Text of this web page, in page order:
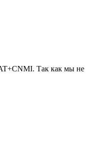
Так как мы не